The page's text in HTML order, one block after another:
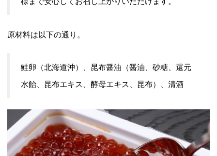
原材料は以下の通り。
鮭卵（北海道沖）、昆布醤油（醤油、砂糖、還元
水飴、昆布エキス、酵母エキス、昆布）、清酒